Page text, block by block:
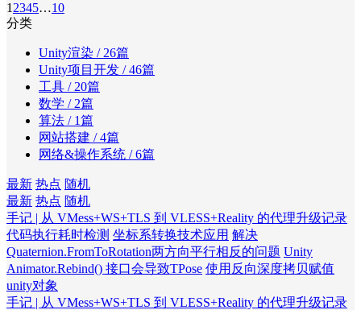
1 2345…10
分类
Unity渲染 / 26篇
Unity项目开发 / 46篇
工具 / 20篇
数学 / 2篇
算法 / 1篇
网站搭建 / 4篇
网络&操作系统 / 6篇
最新 热点 随机
最新 热点 随机
手记 | 从 VMess+WS+TLS 到 VLESS+Reality 的代理升级记录
代码执行耗时检测 坐标系转换技术应用 解决
Quaternion.FromToRotation两方向平行相反的问题 Unity
Animator.Rebind() 接口会导致TPose 使用反向深度拷贝赋值
unity对象
手记 | 从 VMess+WS+TLS 到 VLESS+Reality 的代理升级记录